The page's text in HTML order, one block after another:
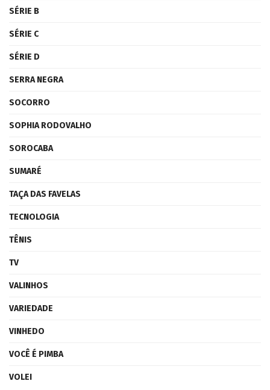
SÉRIE B
SÉRIE C
SÉRIE D
SERRA NEGRA
SOCORRO
SOPHIA RODOVALHO
SOROCABA
SUMARÉ
TAÇA DAS FAVELAS
TECNOLOGIA
TÊNIS
TV
VALINHOS
VARIEDADE
VINHEDO
VOCÊ É PIMBA
VOLEI